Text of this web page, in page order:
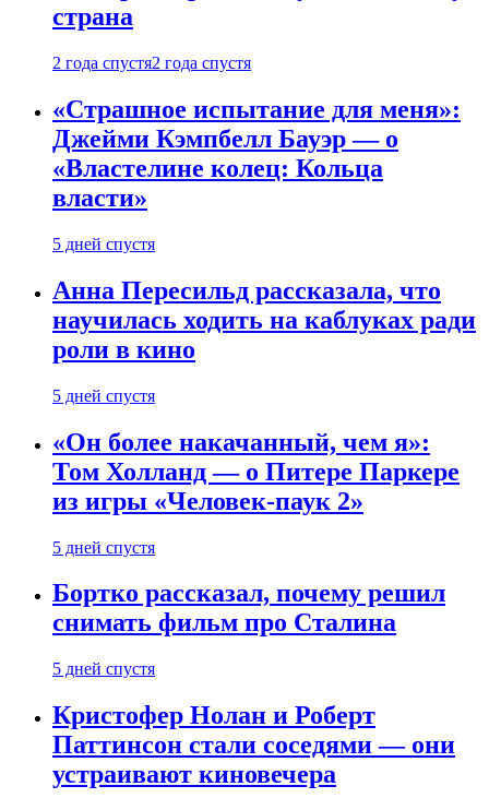
страна
2 года спустя2 года спустя
«Страшное испытание для меня»:
Джейми Кэмпбелл Бауэр — о
«Властелине колец: Кольца
власти»
5 дней спустя
Анна Пересильд рассказала, что
научилась ходить на каблуках ради
роли в кино
5 дней спустя
«Он более накачанный, чем я»:
Том Холланд — о Питере Паркере
из игры «Человек-паук 2»
5 дней спустя
Бортко рассказал, почему решил
снимать фильм про Сталина
5 дней спустя
Кристофер Нолан и Роберт
Паттинсон стали соседями — они
устраивают киновечера